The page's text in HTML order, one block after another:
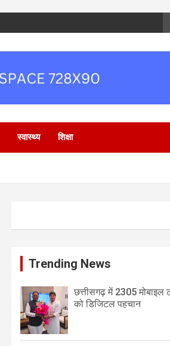
स्वास्थ्य शिक्षा
Trending News
छत्तीसगढ़ में 2305 मोबाइल
को डिजिटल पहचान